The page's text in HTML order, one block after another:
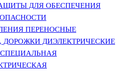
ДЛЯ ОБЕСПЕЧЕНИЯ
ПЕРЕНОСНЫЕ
ДОРОЖКИ ДИЭЛЕКТРИЧЕСКИЕ